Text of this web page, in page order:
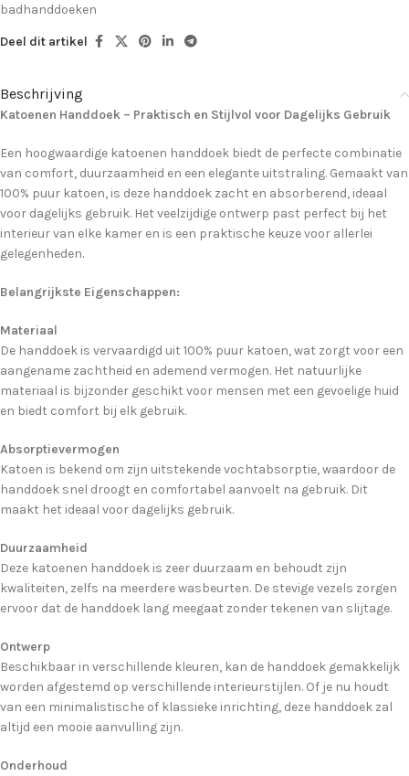
badhanddoeken
Deel dit artikel
Beschrijving
Katoenen Handdoek – Praktisch en Stijlvol voor Dagelijks Gebruik
Een hoogwaardige katoenen handdoek biedt de perfecte combinatie
van comfort, duurzaamheid en een elegante uitstraling. Gemaakt van
100% puur katoen, is deze handdoek zacht en absorberend, ideaal
voor dagelijks gebruik. Het veelzijdige ontwerp past perfect bij het
interieur van elke kamer en is een praktische keuze voor allerlei
gelegenheden.
Belangrijkste Eigenschappen:
Materiaal
De handdoek is vervaardigd uit 100% puur katoen, wat zorgt voor een
aangename zachtheid en ademend vermogen. Het natuurlijke
materiaal is bijzonder geschikt voor mensen met een gevoelige huid
en biedt comfort bij elk gebruik.
Absorptievermogen
Katoen is bekend om zijn uitstekende vochtabsorptie, waardoor de
handdoek snel droogt en comfortabel aanvoelt na gebruik. Dit
maakt het ideaal voor dagelijks gebruik.
Duurzaamheid
Deze katoenen handdoek is zeer duurzaam en behoudt zijn
kwaliteiten, zelfs na meerdere wasbeurten. De stevige vezels zorgen
ervoor dat de handdoek lang meegaat zonder tekenen van slijtage.
Ontwerp
Beschikbaar in verschillende kleuren, kan de handdoek gemakkelijk
worden afgestemd op verschillende interieurstijlen. Of je nu houdt
van een minimalistische of klassieke inrichting, deze handdoek zal
altijd een mooie aanvulling zijn.
Onderhoud